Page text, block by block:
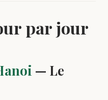
par jour
— Le